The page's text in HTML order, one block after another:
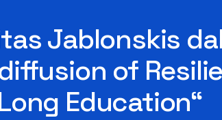
Jablonskis
of
Education“